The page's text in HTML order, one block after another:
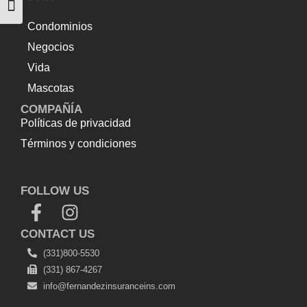
Alternar tamaño de letra
Condominios
Negocios
Vida
Mascotas
COMPAÑÍA
Políticas de privacidad
Términos y condiciones
FOLLOW US
CONTACT US
(331)800-5530
(331) 867-4267
info@fernandezinsuranceins.com